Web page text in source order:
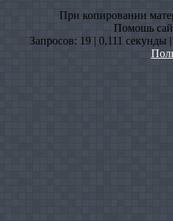
При копировании
Помошь
Запросов: 19 | 0,111 секунды